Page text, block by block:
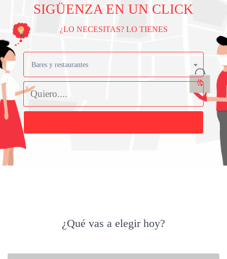
SIGÜENZA EN UN CLICK
¿LO NECESITAS? LO TIENES
Bares y restaurantes
¿Qué vas a elegir hoy?